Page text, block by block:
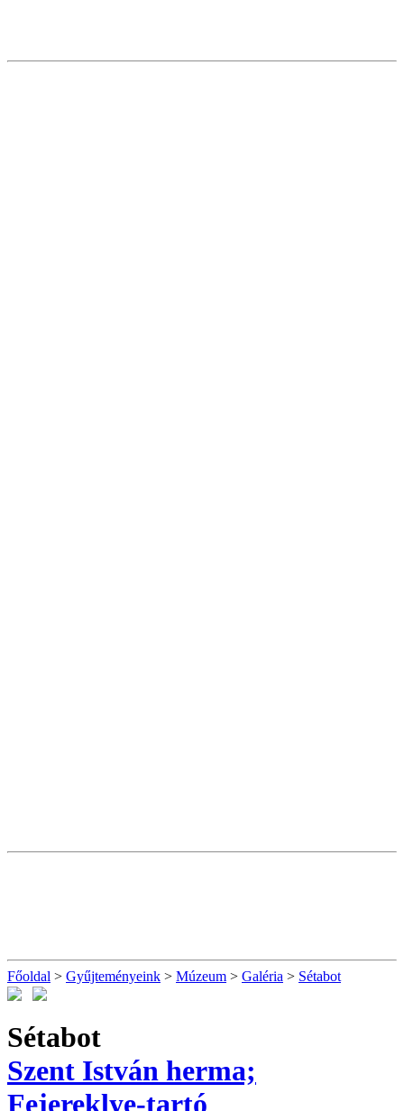
Főoldal > Gyűjteményeink > Múzeum > Galéria > Sétabot
Sétabot
Szent István herma;
Fejereklye-tartó